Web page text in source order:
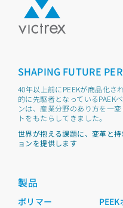
SHAPING FUTURE
40年以上前にPEEKが商品化さ
的に先駆者となっているPAEK
ンは、産業分野のあり方を一
トをもたらしてきました。
世界が抱える課題に、変革と
ョンを提供します
製品
ポリマー